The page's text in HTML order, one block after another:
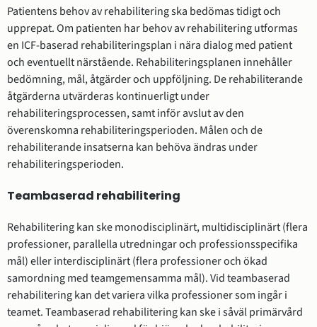
Patientens behov av rehabilitering ska bedömas tidigt och
upprepat. Om patienten har behov av rehabilitering utformas
en ICF-baserad rehabiliteringsplan i nära dialog med patient
och eventuellt närstående. Rehabiliteringsplanen innehåller
bedömning, mål, åtgärder och uppföljning. De rehabiliterande
åtgärderna utvärderas kontinuerligt under
rehabiliteringsprocessen, samt inför avslut av den
överenskomna rehabiliteringsperioden. Målen och de
rehabiliterande insatserna kan behöva ändras under
rehabiliteringsperioden.
Teambaserad rehabilitering
Rehabilitering kan ske monodisciplinärt, multidisciplinärt (flera
professioner, parallella utredningar och professionsspecifika
mål) eller interdisciplinärt (flera professioner och ökad
samordning med teamgemensamma mål). Vid teambaserad
rehabilitering kan det variera vilka professioner som ingår i
teamet. Teambaserad rehabilitering kan ske i såväl primärvård